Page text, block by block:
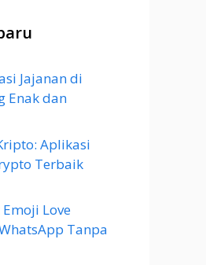
Jajanan di
Enak dan
Aplikasi
Terbaik
Love
Tanpa